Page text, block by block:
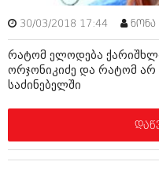
დეკემბერი 2015
ნოემბერი 2015
ოქტომბერი 2015
სექტემბერი 2015
აგვისტო 2015
ივნისი 2015
აპრილი 2015
30/03/2018 17:44 ნონა
რატომ ელოდება
ორჯონიკიძე და რატომ არ
საძინებელში